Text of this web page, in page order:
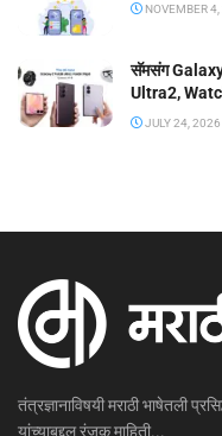
NOVEMBER
सॅमसंग
Ultra2,
JULY 24, 2026
तंत्रज्ञानाविषयी मराठी भाषेतली
यांच्याबद्दल रंजक माहिती...